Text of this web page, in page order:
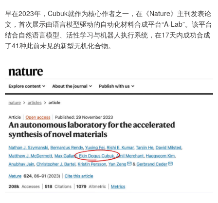
早在2023年，Cubuk就作为核心作者之一，在《Nature》主刊发表论
文，首次展示由语言模型驱动的自动化材料合成平台“A-Lab”。该平台
结合自然语言模型、活性学习与机器人执行系统，在17天内成功合成
了41种此前未见的新型无机化合物。